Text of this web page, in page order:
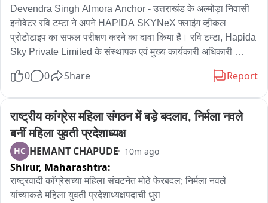
Devendra Singh Almora Anchor - उत्तराखंड के अल्मोड़ा निवासी
इनोवेटर रवि टम्टा ने अपने HAPIDA SKYNeX फ्लाइंग व्हीकल
प्रोटोटाइप का सफल परीक्षण करने का दावा किया है। रवि टम्टा, Hapida
Sky Private Limited के संस्थापक एवं मुख्य कार्यकारी अधिकारी
परीक्षण के बाद HAPIDA SKYNeX प्रोटोटाइप ने सफलतापूर्वक हवा में
है। उन्होंने बताया कि उनका उद्देश्य एक सुरक्षित और पूरी तरह इलेक्ट्रिक
पर्सनल फ्लाइंग व्हीकल विकसित करना है, जिससे भविष्य में आम लोगों के
लिए व्यक्तिगत हवाई परिवहन का विकल्प उपलब्ध कराया जा सके। उनका
कहना है कि यह पहल भारत में पर्सनल स्काई मोबिलिटी की दिशा में एक
महत्वपूर्ण कदम साबित हो सकती है। रवि टम्टा ने कहा कि परियोजना पर
आगे भी तकनीकी परीक्षण और सुधार का कार्य जारी रहेगा। उनका लक्ष्य
भविष्य में सुरक्षा मानकों के अनुरूप इस तकनीक को और विकसित कर
0 0 Share Report
राष्ट्रीय कांग्रेस महिला संगठन में बड़े बदलाव, निर्मला नवले
बनीं महिला युवती प्रदेशाध्यक्ष
HC HEMANT CHAPUDE 10m ago
Shirur, Maharashtra:
राष्ट्रवादी काँग्रेसच्या महिला संघटनेत मोठे फेरबदल; निर्मला नवले
यांच्याकडे महिला युवती प्रदेशाध्यक्षपदाची धुरा